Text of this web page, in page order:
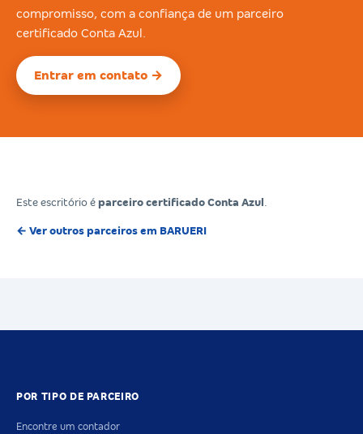
compromisso, com a confiança de um parceiro
certificado Conta Azul.
Entrar em contato →
Este escritório é parceiro certificado Conta Azul
← Ver outros parceiros em BARUERI
POR TIPO DE PARCEIRO
Encontre um contador